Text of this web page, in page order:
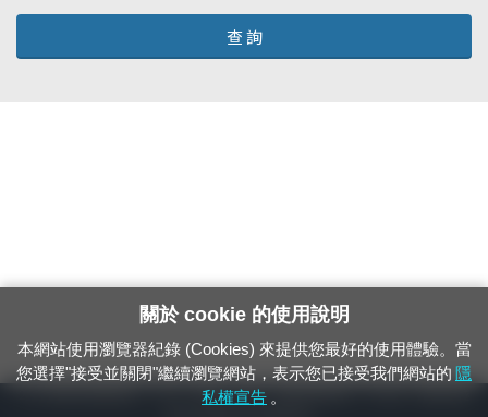
查 詢
24小時緊急通報電話：1933（市話、手機，僅限發現軌道、平交道、橋樑及隧
關於 cookie 的使用說明
本網站使用瀏覽器紀錄 (Cookies) 來提供您最好的使用體驗。當
您選擇"接受並關閉"繼續瀏覽網站，表示您已接受我們網站的 隱
私權宣告 。